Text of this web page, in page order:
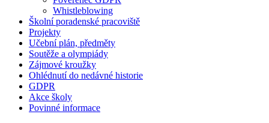
Whistleblowing
Školní poradenské pracoviště
Projekty
Učební plán, předměty
Soutěže a olympiády
Zájmové kroužky
Ohlédnutí do nedávné historie
GDPR
Akce školy
Povinné informace